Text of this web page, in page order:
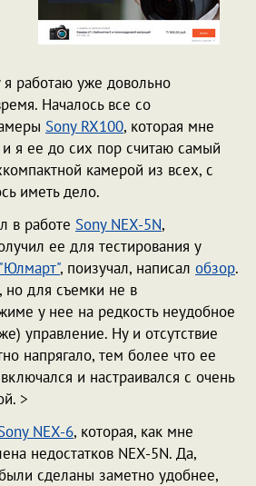
работаю уже довольно
Началось все со
Sony RX100, которая мне
и я ее до сих пор считаю самый
камерой из всех, с
иметь дело.
в работе Sony NEX-5N,
ее для тестирования у
"Юлмарт", поизучал, написал обзор.
но для съемки не в
у нее на редкость неудобное
управление. Ну и отсутствие
напрягало, тем более что ее
и настраивался с очень
>
NEX-6, которая, как мне
недостатков NEX-5N. Да,
сделаны заметно удобнее,